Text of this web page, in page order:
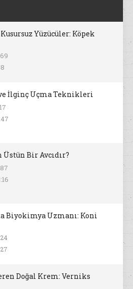
Yüzücüler: Köpek
İlginç Uçma Teknikleri
Bir Avcıdır?
Biyokimya Uzmanı: Koni
Doğal Krem: Verniks